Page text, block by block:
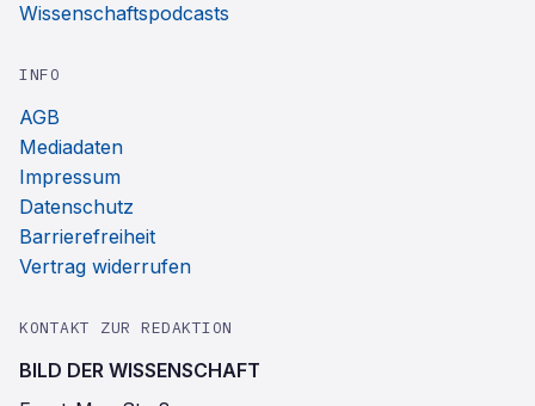
Wissenschaftspodcasts
INFO
AGB
Mediadaten
Impressum
Datenschutz
Barrierefreiheit
Vertrag widerrufen
KONTAKT ZUR REDAKTION
BILD DER WISSENSCHAFT